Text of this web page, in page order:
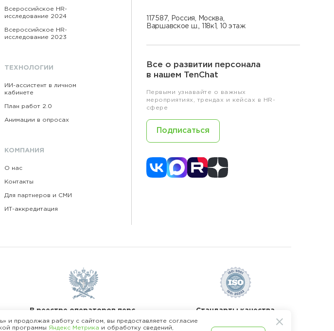
Всероссийское HR-
исследование 2024
Всероссийское HR-
исследование 2023
ТЕХНОЛОГИИ
ИИ-ассистент в личном
кабинете
План работ 2.0
Анимации в опросах
КОМПАНИЯ
О нас
Контакты
Для партнеров и СМИ
ИТ-аккредитация
117587, Россия, Москва,
Варшавское ш., 118к1, 10 этаж
Все о развитии персонала
в нашем TenChat
Первыми узнавайте о важных
мероприятиях, трендах и кейсах в HR-
сфере
Подписаться
В реестре операторов перс.
данных
Стандарты качества
и продолжая работу с сайтом, вы предоставляете согласие
программы Яндекс Метрика и обработку сведений,